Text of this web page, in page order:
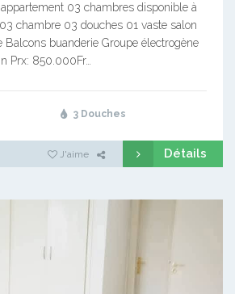
03 chambres disponible à
chambre 03 douches 01 vaste salon
Balcons buanderie Groupe électrogène
Prx: 850.000Fr…
3 Douches
J'aime Détails